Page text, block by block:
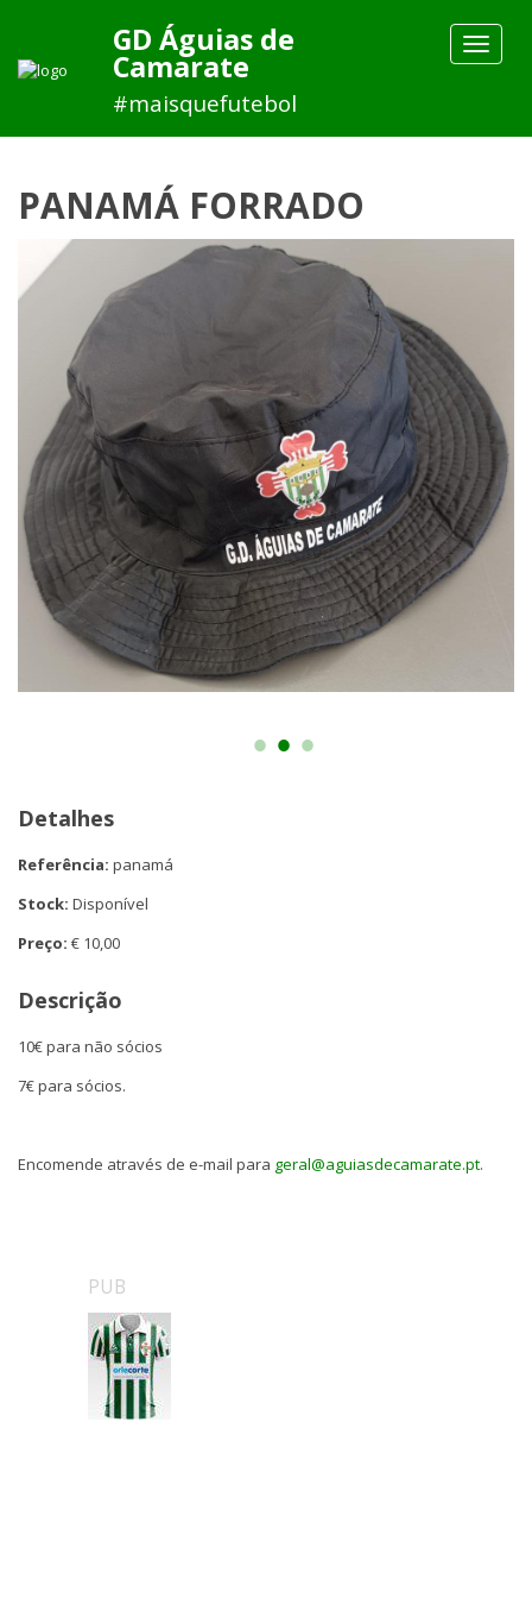
Toggle
GD Águias de
Camarate
#maisquefutebol
PANAMÁ FORRADO
Detalhes
Referência: panamá
Stock: Disponível
Preço: € 10,00
Descrição
10€ para não sócios
7€ para sócios.
Encomende através de e-mail para geral@aguiasdecamarate.pt.
PUB